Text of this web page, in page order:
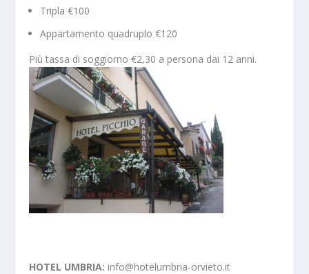
Tripla €100
Appartamento quadruplo €120
Più tassa di soggiorno €2,30 a persona dai 12 anni.
HOTEL UMBRIA: info@hotelumbria-orvieto.it